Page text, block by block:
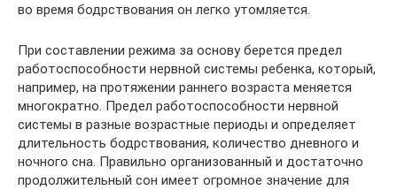
во время бодрствования он легко утомляется.
При составлении режима за основу берется предел
работоспособности нервной системы ребенка, который,
например, на протяжении раннего возраста меняется
многократно. Предел работоспособности нервной
системы в разные возрастные периоды и определяет
длительность бодрствования, количество дневного и
ночного сна. Правильно организованный и достаточно
продолжительный сон имеет огромное значение для